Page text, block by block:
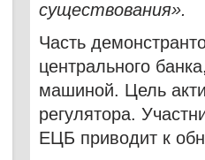
существования».
Часть
центрального
машиной. Цель
регулятора.
ЕЦБ приводит к